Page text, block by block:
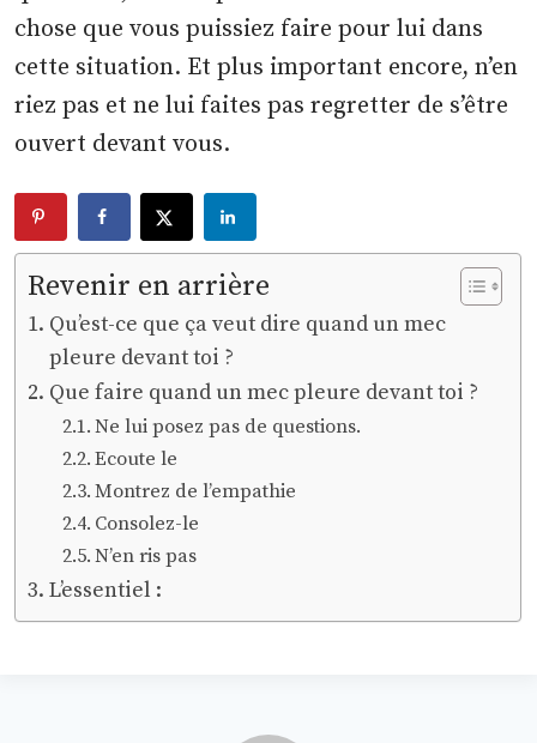
chose que vous puissiez faire pour lui dans
cette situation. Et plus important encore, n’en
riez pas et ne lui faites pas regretter de s’être
ouvert devant vous.
Revenir en arrière
Qu’est-ce que ça veut dire quand un mec
pleure devant toi ?
Que faire quand un mec pleure devant toi ?
Ne lui posez pas de questions.
Ecoute le
Montrez de l’empathie
Consolez-le
N’en ris pas
L’essentiel :